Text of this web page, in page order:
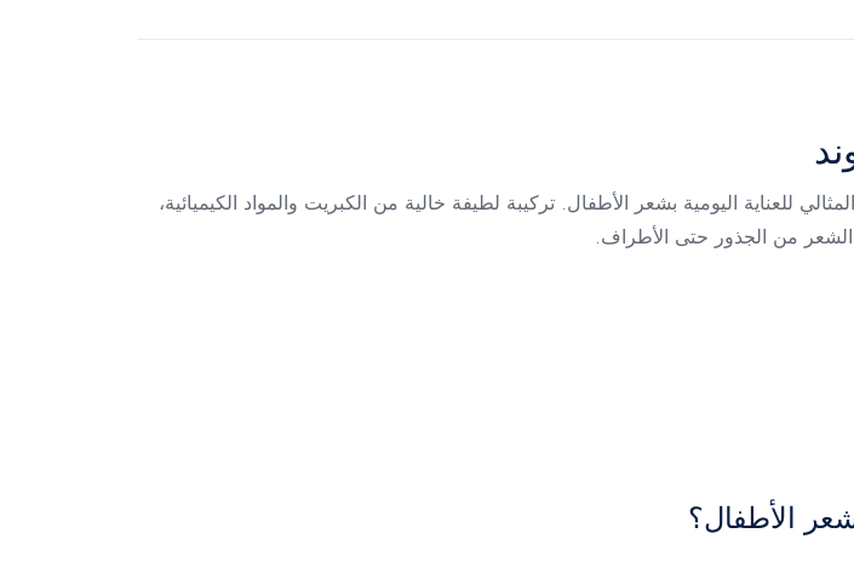
من شامبو ٣٠٠ مل وسيروم ١٠٠ مل، وهي الحلّ المثالي للعناية اليومية بشعر الأطفال. تركيبة لطيفة خالية من الكبريت والمواد الكيميائية،
الشعر من الجذور حتى الأطراف.
الأطفال؟